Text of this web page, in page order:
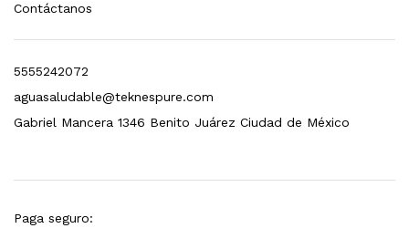
Contáctanos
5555242072
aguasaludable@teknespure.com
Gabriel Mancera 1346 Benito Juárez Ciudad de México
Paga seguro:
L/h, con filtración Welltek WT-WFS600-4S